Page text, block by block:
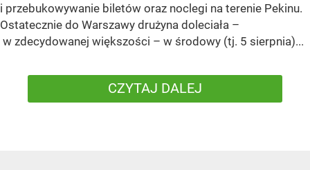
i przebukowywanie biletów oraz noclegi na terenie Pekinu.
Ostatecznie do Warszawy drużyna doleciała –
w zdecydowanej większości – w środowy (tj. 5 sierpnia)...
CZYTAJ DALEJ